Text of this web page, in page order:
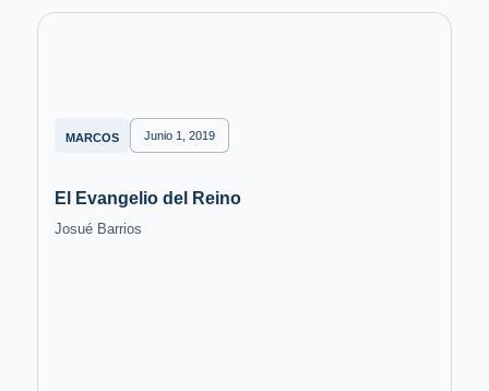
MARCOS Junio 1, 2019
El Evangelio del Reino
Josué Barrios